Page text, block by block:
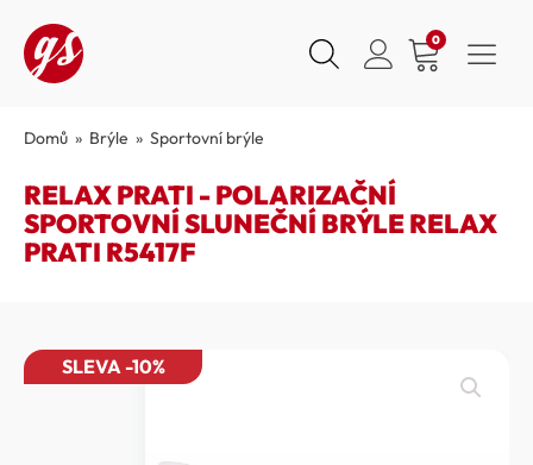
0
Domů » Brýle » Sportovní brýle
RELAX PRATI - POLARIZAČNÍ
SPORTOVNÍ SLUNEČNÍ BRÝLE RELAX
PRATI R5417F
SLEVA -10%